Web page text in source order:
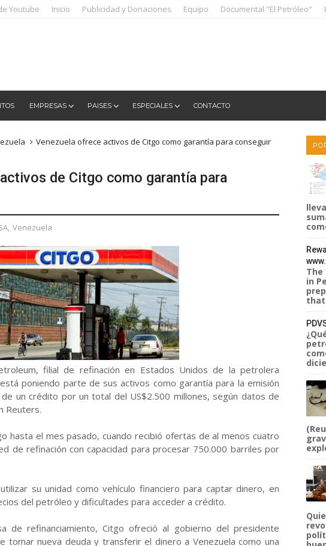
Youtube Inicio Publicidad y Donaciones Equipo Documental "El Petróleo"
EMPRESAS PAISES ESPECIALES CONTACTO
Venezuela ofrece activos de Citgo como garantía para conseguir
de Citgo como garantía para
, Venezuela
filial de refinación en Estados Unidos de la petrolera
poniendo parte de sus activos como garantía para la emisión
un crédito por un total del US$2.500 millones, según datos de
Reuters.
hasta el mes pasado, cuando recibió ofertas de al menos cuatro
de refinación con capacidad para procesar 750.000 barriles por
su unidad como vehículo financiero para captar dinero, en
del petróleo y dificultades para acceder a crédito.
de refinanciamiento, Citgo ofreció al gobierno del presidente
tomar nueva deuda y transferir el dinero a Venezuela como una
The
in
that